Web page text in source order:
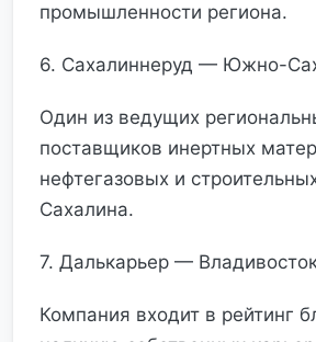
промышленности региона.
6. Сахалиннеруд — Южно-
Один из ведущих
поставщиков инертных
нефтегазовых и
Сахалина.
7. Далькарьер —
Компания входит в рейтинг